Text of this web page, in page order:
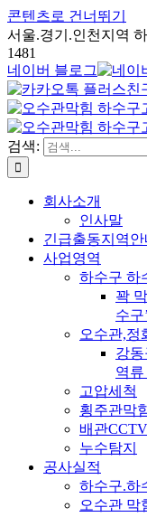
콘텐츠로 건너뛰기
서울.경기.인천지역
1481
네이버 블로그
검색:
회사소개
인사말
긴급출동지역안
사업영역
하수구 하
꽉
수
오수관,정
강
역
고압세척
횡주관막
배관
누수탐지
공사실적
하수구.하
오수관 막